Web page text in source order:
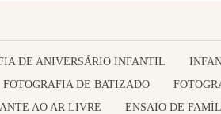
DE ANIVERSÁRIO INFANTIL
FOTOGRAFIA DE BATIZADO
AO AR LIVRE ENSAIO DE